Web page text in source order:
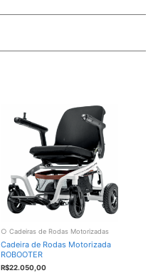
○ Cadeiras de Rodas Motorizadas
Cadeira de Rodas Motorizada
ROBOOTER
R$22.050,00